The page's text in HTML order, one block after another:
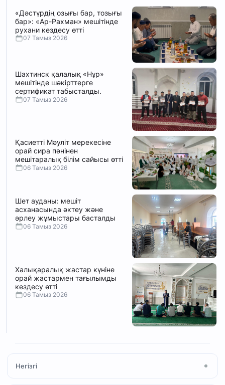
«Дәстүрдің озығы бар, тозығы
бар»: «Ар-Рахман» мешітінде
рухани кездесу өтті
07 Тамыз 2026
Шахтинск қалалық «Нұр»
мешітінде шәкірттерге
сертификат табысталды.
07 Тамыз 2026
Қасиетті Мәуліт мерекесіне
орай сира пәнінен
мешітаралық білім сайысы өтті
06 Тамыз 2026
Шет ауданы: мешіт
асханасында әктеу және
әрлеу жұмыстары басталды
06 Тамыз 2026
Халықаралық жастар күніне
орай жастармен тағылымды
кездесу өтті
06 Тамыз 2026
Негізгі